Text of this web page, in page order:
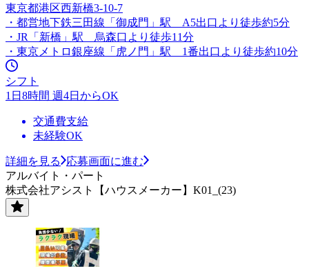
東京都港区西新橋3-10-7
・都営地下鉄三田線「御成門」駅 A5出口より徒歩約5分
・JR「新橋」駅 烏森口より徒歩11分
・東京メトロ銀座線「虎ノ門」駅 1番出口より徒歩約10分
シフト
1日8時間 週4日からOK
交通費支給
未経験OK
詳細を見る
応募画面に進む
アルバイト・パート
株式会社アシスト【ハウスメーカー】K01_(23)